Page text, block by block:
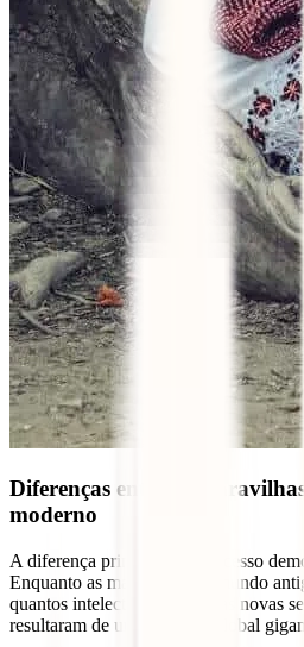
Diferenças entre as
moderno
A diferença principal? O processo
Enquanto as maravilhas do mundo
quantos intelectuais gregos, as novas
resultaram de uma votação global